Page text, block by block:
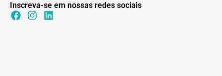
Inscreva-se em nossas redes sociais